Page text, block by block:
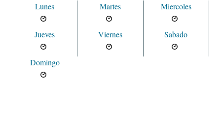
Lunes Martes Miercoles
Jueves Viernes Sabado
Domingo